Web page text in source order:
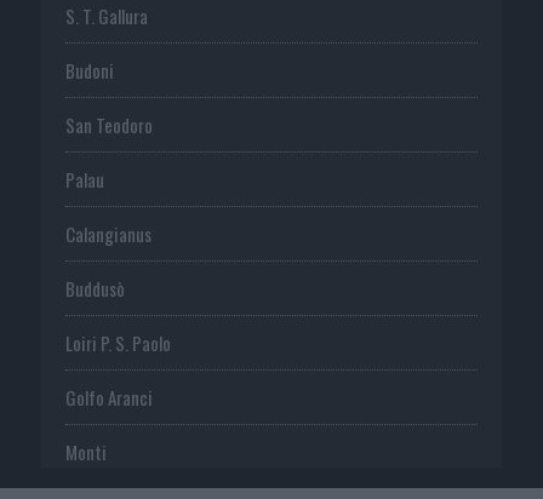
S. T. Gallura
Budoni
San Teodoro
Palau
Calangianus
Buddusò
Loiri P. S. Paolo
Golfo Aranci
Monti